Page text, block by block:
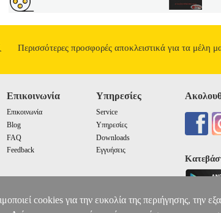
Περισσότερες προσφορές αποκλειστικά για τα μέλη
Επικοινωνία
Επικοινωνία
Blog
FAQ
Feedback
Υπηρεσίες
Service
Υπηρεσίες
Downloads
Εγγυήσεις
cookies για την ευκολία της περιήγησης, την